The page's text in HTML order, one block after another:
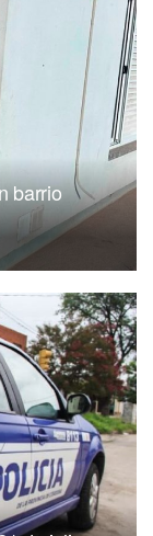
barrio